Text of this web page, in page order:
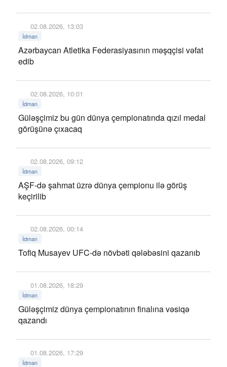
02.08.2026, 13:03
İdman
Azərbaycan Atletika Federasiyasının məşqçisi vəfat
edib
02.08.2026, 10:01
İdman
Güləşçimiz bu gün dünya çempionatında qızıl medal
görüşünə çıxacaq
02.08.2026, 09:12
İdman
AŞF-də şahmat üzrə dünya çempionu ilə görüş
keçirilib
02.08.2026, 00:14
İdman
Tofiq Musayev UFC-də növbəti qələbəsini qazanıb
01.08.2026, 18:29
İdman
Güləşçimiz dünya çempionatının finalına vəsiqə
qazandı
01.08.2026, 17:29
İdman